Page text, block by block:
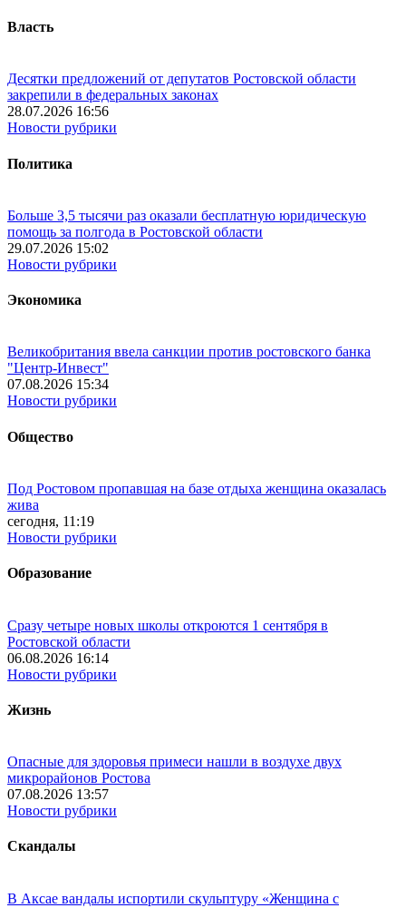
Власть
Десятки предложений от депутатов Ростовской области
закрепили в федеральных законах
28.07.2026 16:56
Новости рубрики
Политика
Больше 3,5 тысячи раз оказали бесплатную юридическую
помощь за полгода в Ростовской области
29.07.2026 15:02
Новости рубрики
Экономика
Великобритания ввела санкции против ростовского банка
"Центр-Инвест"
07.08.2026 15:34
Новости рубрики
Общество
Под Ростовом пропавшая на базе отдыха женщина оказалась
жива
сегодня, 11:19
Новости рубрики
Образование
Сразу четыре новых школы откроются 1 сентября в
Ростовской области
06.08.2026 16:14
Новости рубрики
Жизнь
Опасные для здоровья примеси нашли в воздухе двух
микрорайонов Ростова
07.08.2026 13:57
Новости рубрики
Скандалы
В Аксае вандалы испортили скульптуру «Женщина с